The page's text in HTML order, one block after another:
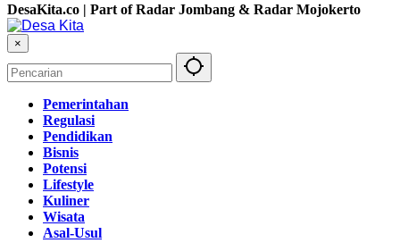
DesaKita.co | Part of Radar Jombang & Radar Mojokerto
×
Pemerintahan
Regulasi
Pendidikan
Bisnis
Potensi
Lifestyle
Kuliner
Wisata
Asal-Usul